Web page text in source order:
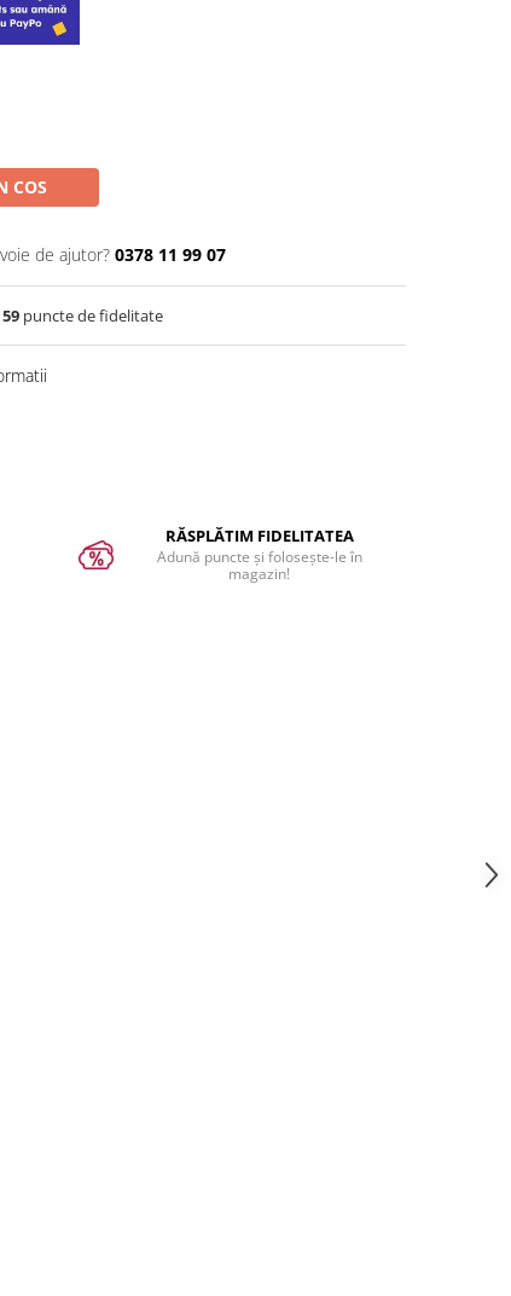
COS
de ajutor? 0378 11 99 07
59 puncte de fidelitate
RĂSPLĂTIM FIDELITATEA
Adună puncte și folosește-le în
magazin!